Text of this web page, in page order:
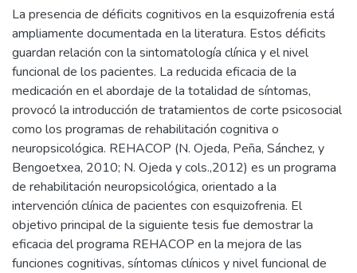
La presencia de déficits cognitivos en la esquizofrenia está
ampliamente documentada en la literatura. Estos déficits
guardan relación con la sintomatología clínica y el nivel
funcional de los pacientes. La reducida eficacia de la
medicación en el abordaje de la totalidad de síntomas,
provocó la introducción de tratamientos de corte psicosocial
como los programas de rehabilitación cognitiva o
neuropsicológica. REHACOP (N. Ojeda, Peña, Sánchez, y
Bengoetxea, 2010; N. Ojeda y cols.,2012) es un programa
de rehabilitación neuropsicológica, orientado a la
intervención clínica de pacientes con esquizofrenia. El
objetivo principal de la siguiente tesis fue demostrar la
eficacia del programa REHACOP en la mejora de las
funciones cognitivas, síntomas clínicos y nivel funcional de